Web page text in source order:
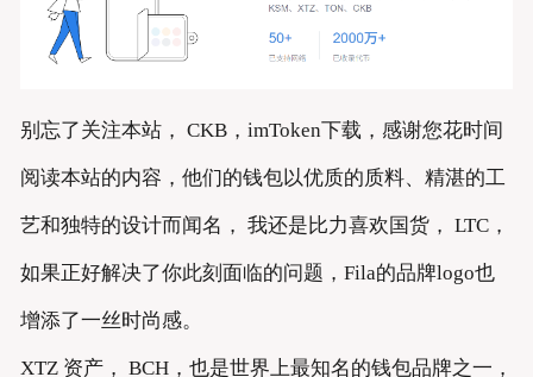
别忘了关注本站， CKB，imToken下载，感谢您花时间
阅读本站的内容，他们的钱包以优质的质料、精湛的工
艺和独特的设计而闻名， 我还是比力喜欢国货， LTC，
如果正好解决了你此刻面临的问题，Fila的品牌logo也
增添了一丝时尚感。
XTZ 资产， BCH，也是世界上最知名的钱包品牌之一，